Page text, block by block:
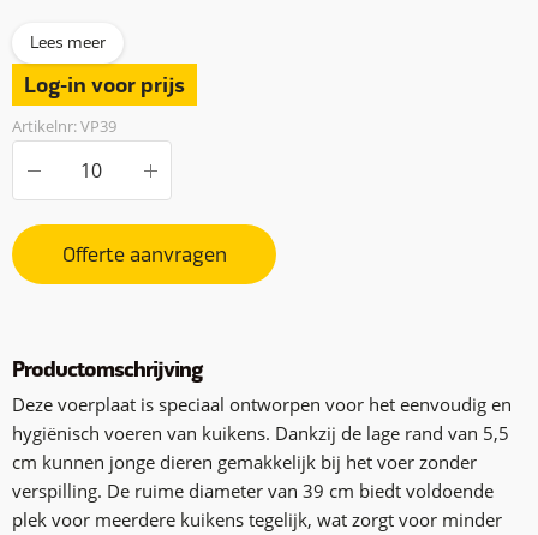
Lees meer
Log-in voor prijs
Artikelnr: VP39
Offerte aanvragen
Productomschrijving
Deze voerplaat is speciaal ontworpen voor het eenvoudig en
hygiënisch voeren van kuikens. Dankzij de lage rand van 5,5
cm kunnen jonge dieren gemakkelijk bij het voer zonder
verspilling. De ruime diameter van 39 cm biedt voldoende
plek voor meerdere kuikens tegelijk, wat zorgt voor minder